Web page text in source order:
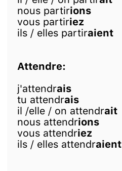
nous partirions
vous partiriez
ils / elles partiraient
Attendre:
j'attendrais
tu attendrais
il /elle / on attendrait
nous attendrions
vous attendriez
ils / elles attendraient